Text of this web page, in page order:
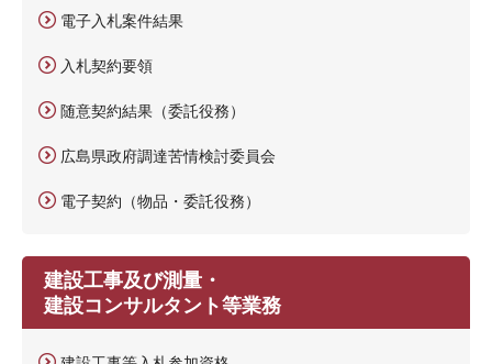
電子入札案件結果
入札契約要領
随意契約結果（委託役務）
広島県政府調達苦情検討委員会
電子契約（物品・委託役務）
建設工事及び測量・
建設コンサルタント等業務